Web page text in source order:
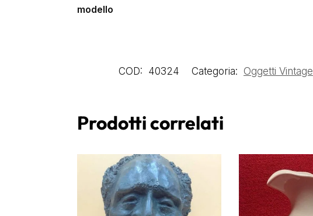
modello
COD: 40324 Categoria: Oggetti Vintage
Prodotti correlati